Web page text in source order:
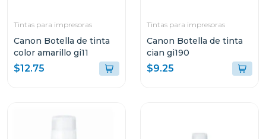
Tintas para impresoras
Canon Botella de tinta
color amarillo gi11
$12.75
Tintas para impresoras
Canon Botella de tinta
cian gi190
$9.25